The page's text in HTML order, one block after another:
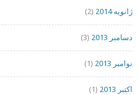
ژانویه 2014 (2)
دسامبر 2013 (3)
نوامبر 2013 (1)
اکتبر 2013 (1)